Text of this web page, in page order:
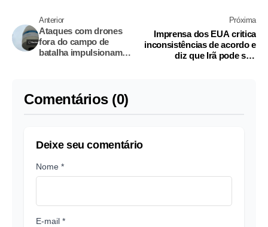
Anterior
Ataques com drones
fora do campo de
batalha impulsionam
Próxima
Imprensa dos EUA critica
inconsistências de acordo e
diz que Irã pode sair
Comentários (0)
Deixe seu comentário
Nome *
E-mail *